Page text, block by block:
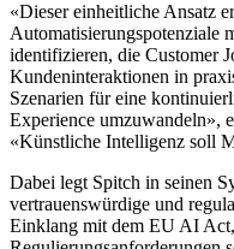
«Dieser einheitliche Ansatz
Automatisierungspotenziale
identifizieren, die Customer
Kundeninteraktionen in
Szenarien für eine
Experience umzuwandeln»,
«Künstliche Intelligenz soll
Dabei legt Spitch in seinen
vertrauenswürdige und
Einklang mit dem EU AI